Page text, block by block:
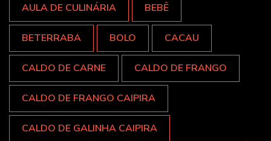
AULA DE CULINÁRIA BEBÊ
BETERRABA BOLO CACAU
CALDO DE CARNE CALDO DE FRANGO
CALDO DE FRANGO CAIPIRA
CALDO DE GALINHA CAIPIRA